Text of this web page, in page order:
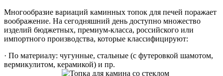
Многообразие вариаций каминных топок для печей поражает
воображение. На сегодняшний день доступно множество
изделий бюджетных, премиум-класса, российского или
импортного производства, которые классифицируют:
· По материалу: чугунные, стальные (с футеровкой шамотом,
вермикулитом, керамикой) и пр.